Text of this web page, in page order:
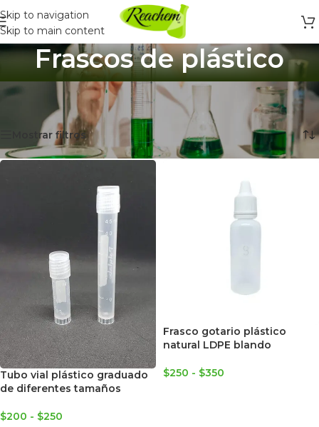
Skip to navigation
Skip to main content
Frascos de plástico
Inicio Envases Botellas y Frascos/Frascos de plástico
Mostrando 1–12 de 55 resultados
Mostrar filtros
Tubo vial plástico graduado
de diferentes tamaños
$200 - $250
Frasco gotario plástico
natural LDPE blando
$250 - $350